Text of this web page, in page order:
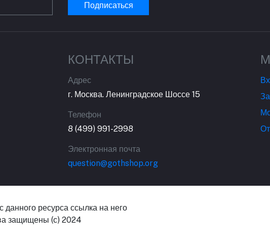
Подписаться
КОНТАКТЫ
Адрес
г. Москва. Ленинградское Шоссе 15
Телефон
8 (499) 991-2998
Электронная почта
question@gothshop.org
ресурса ссылка на него
защищены (с) 2024